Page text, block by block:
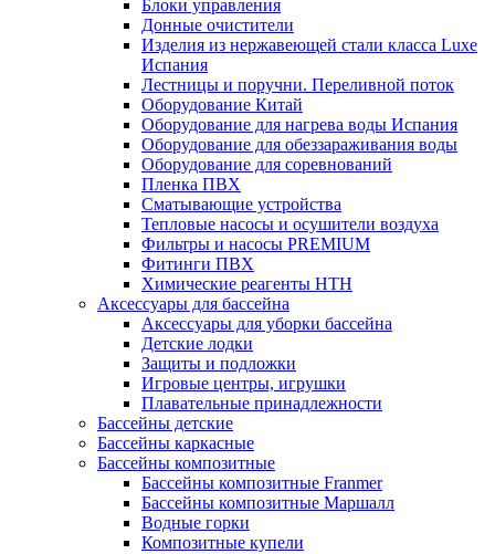
Блоки управления
Донные очистители
Изделия из нержавеющей стали класса Luxe
Испания
Лестницы и поручни. Переливной поток
Оборудование Китай
Оборудование для нагрева воды Испания
Оборудование для обеззараживания воды
Оборудование для соревнований
Пленка ПВХ
Сматывающие устройства
Тепловые насосы и осушители воздуха
Фильтры и насосы PREMIUM
Фитинги ПВХ
Химические реагенты HTH
Аксессуары для бассейна
Аксессуары для уборки бассейна
Детские лодки
Защиты и подложки
Игровые центры, игрушки
Плавательные принадлежности
Бассейны детские
Бассейны каркасные
Бассейны композитные
Бассейны композитные Franmer
Бассейны композитные Маршалл
Водные горки
Композитные купели